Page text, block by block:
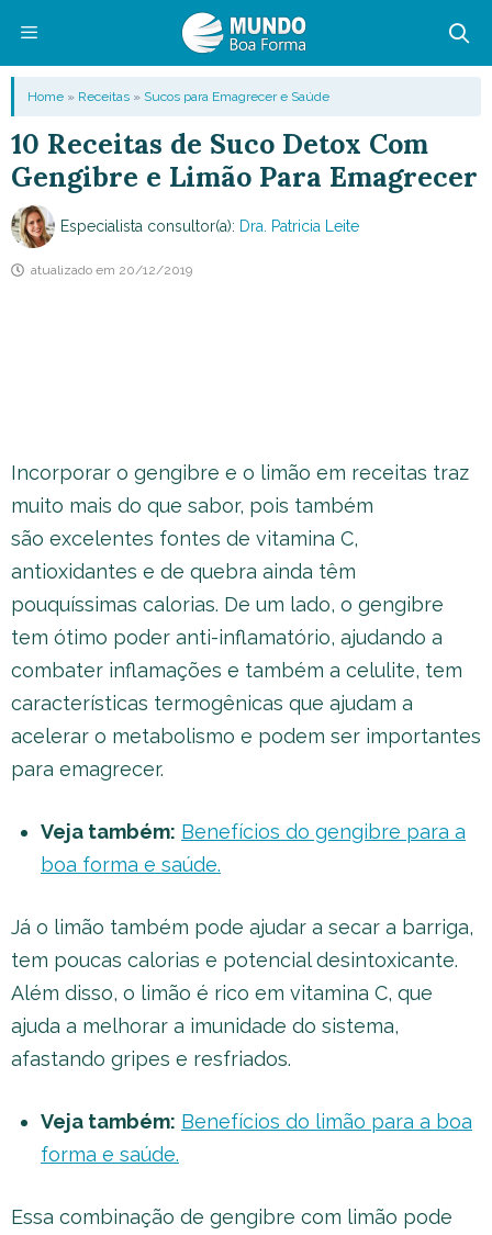
conteúdo
Menu
Home » Receitas » Sucos para Emagrecer e Saúde
10 Receitas de Suco Detox Com
Gengibre e Limão Para Emagrecer
Especialista consultor(a): Dra. Patricia Leite
atualizado em 20/12/2019
Incorporar o gengibre e o limão em receitas traz
muito mais do que sabor, pois também
são excelentes fontes de vitamina C,
antioxidantes e de quebra ainda têm
pouquíssimas calorias. De um lado, o gengibre
tem ótimo poder anti-inflamatório, ajudando a
combater inflamações e também a celulite, tem
características termogênicas que ajudam a
acelerar o metabolismo e podem ser importantes
para emagrecer.
Veja também: Benefícios do gengibre para a
boa forma e saúde.
Já o limão também pode ajudar a secar a barriga,
tem poucas calorias e potencial desintoxicante.
Além disso, o limão é rico em vitamina C, que
ajuda a melhorar a imunidade do sistema,
afastando gripes e resfriados.
Veja também: Benefícios do limão para a boa
forma e saúde.
Essa combinação de gengibre com limão pode